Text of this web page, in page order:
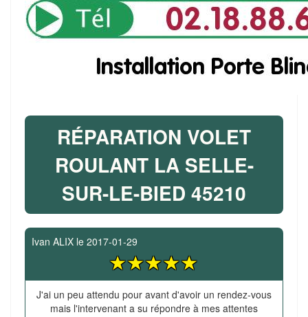
RÉPARATION VOLET
ROULANT LA SELLE-
SUR-LE-BIED 45210
Ivan ALIX le 2017-01-29
J'ai un peu attendu pour avant d'avoir un rendez-vous
mais l'intervenant a su répondre à mes attentes